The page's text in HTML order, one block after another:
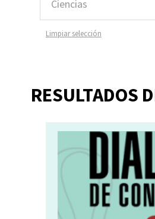
Limpiar selección
RESULTADOS